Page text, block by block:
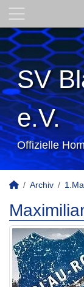
SV
e.V.
Offizielle
Archiv